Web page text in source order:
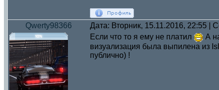
Qwerty98366 Дата: Вторник, 15.11.2016, 22:55 |
Если что то я ему не платил
А
визуализация была выпилена из
публично) !